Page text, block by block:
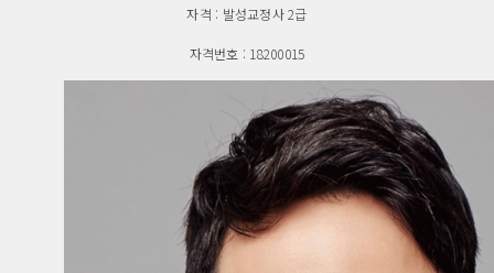
자격 : 발성교정사 2급
자격번호 : 18200015